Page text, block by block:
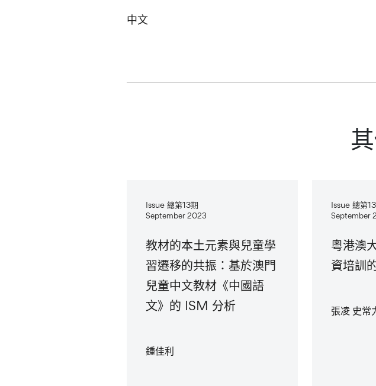
中文
Issue 總第13期
September 2023
教材的本土元素與兒童學
習遷移的共振：基於澳門
兒童中文教材《中國語
文》的 ISM 分析
鍾佳利
Issue 總第
September
粵港澳
資培訓
張凌 史常